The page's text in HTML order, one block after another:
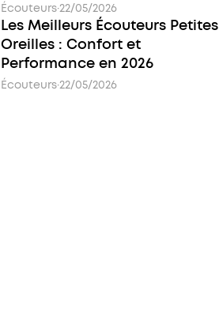
Écouteurs·22/05/2026
Les Meilleurs Écouteurs Petites
Oreilles : Confort et
Performance en 2026
Écouteurs·22/05/2026